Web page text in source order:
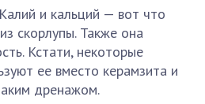
и кальций — вот что
скорлупы. Также она
Кстати, некоторые
ее вместо керамзита и
дренажом.